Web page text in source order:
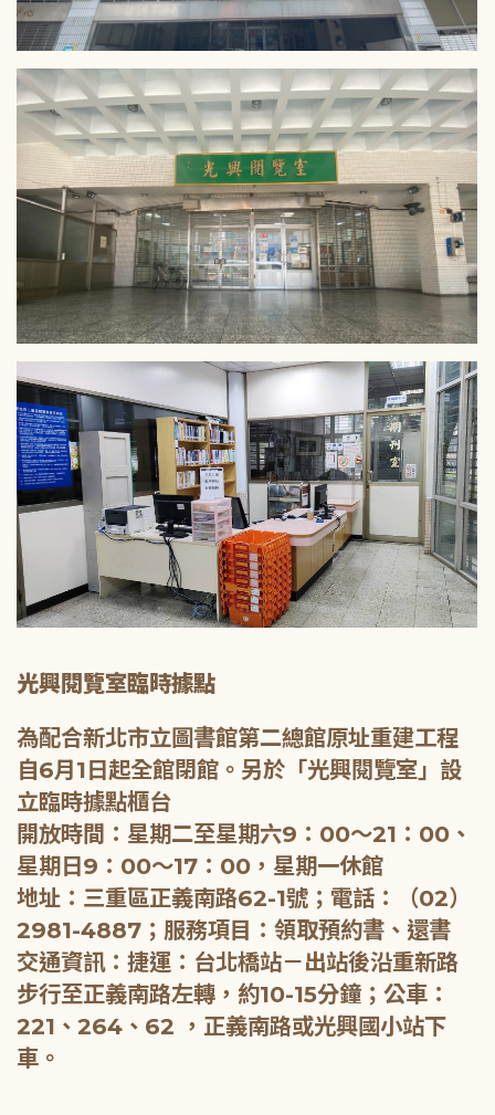
光興閱覽室臨時據點
為配合新北市立圖書館第二總館原址重建工程
自6月1日起全館閉館。另於「光興閱覽室」設
立臨時據點櫃台
開放時間：星期二至星期六9：00～21：00、
星期日9：00～17：00，星期一休館
地址：三重區正義南路62-1號；電話：（02）
2981-4887；服務項目：領取預約書、還書
交通資訊：捷運：台北橋站－出站後沿重新路
步行至正義南路左轉，約10-15分鐘；公車：
221、264、62 ，正義南路或光興國小站下
車。